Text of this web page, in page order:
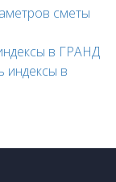
сметы
в ГРАНД
индексы в